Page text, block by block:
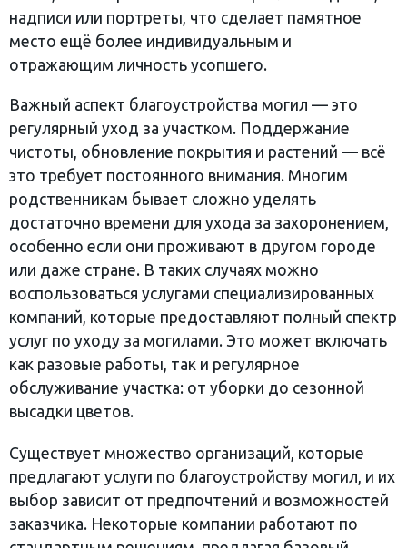
надписи или портреты, что сделает памятное
место ещё более индивидуальным и
отражающим личность усопшего.
Важный аспект благоустройства могил — это
регулярный уход за участком. Поддержание
чистоты, обновление покрытия и растений — всё
это требует постоянного внимания. Многим
родственникам бывает сложно уделять
достаточно времени для ухода за захоронением,
особенно если они проживают в другом городе
или даже стране. В таких случаях можно
воспользоваться услугами специализированных
компаний, которые предоставляют полный спектр
услуг по уходу за могилами. Это может включать
как разовые работы, так и регулярное
обслуживание участка: от уборки до сезонной
высадки цветов.
Существует множество организаций, которые
предлагают услуги по благоустройству могил, и их
выбор зависит от предпочтений и возможностей
заказчика. Некоторые компании работают по